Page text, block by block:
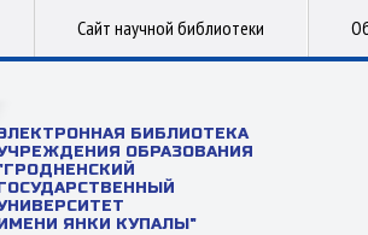
Сайт научной библиотеки
БИБЛИОТЕКА
ОБРАЗОВАНИЯ
ЯНКИ КУПАЛЫ"